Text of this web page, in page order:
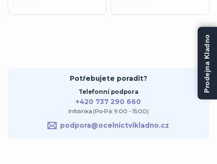
Potřebujete poradit?
Telefonní podpora
+420 737 290 660
Infolinka:(Po-Pá: 9:00 - 15:00)
podpora@ocelnictvikladno.cz
Prodejna Kladno